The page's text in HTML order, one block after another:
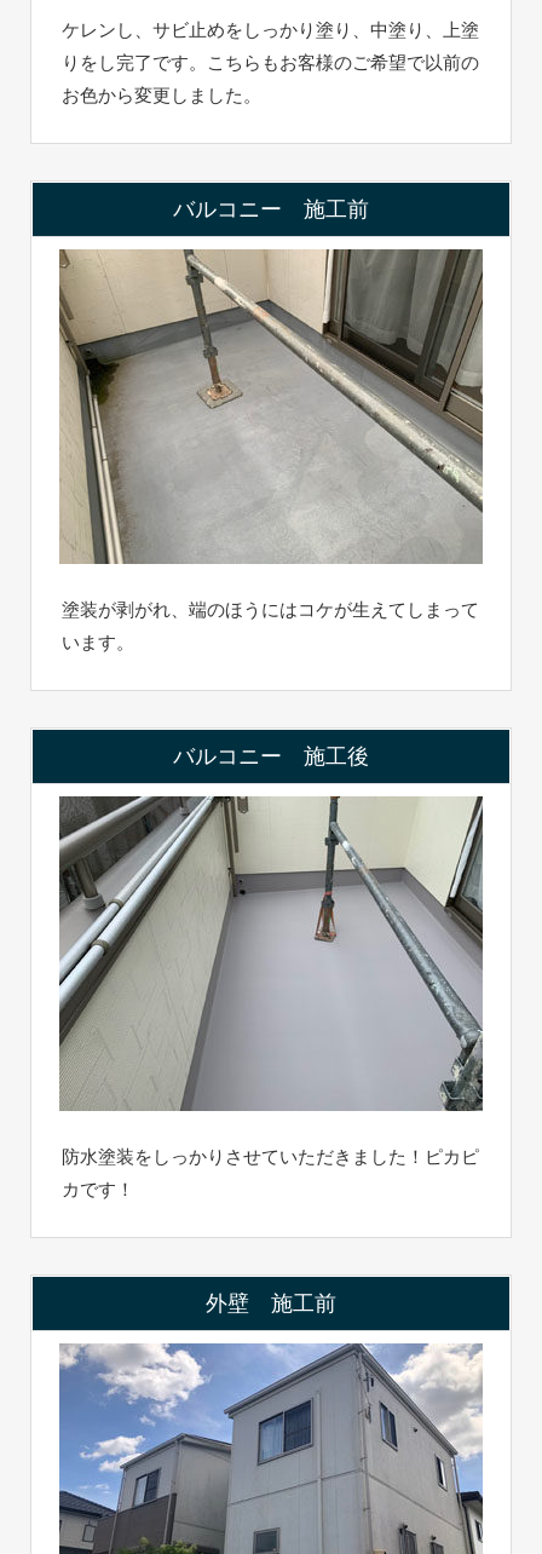
ケレンし、サビ止めをしっかり塗り、中塗り、上塗
りをし完了です。こちらもお客様のご希望で以前の
お色から変更しました。
バルコニー 施工前
塗装が剥がれ、端のほうにはコケが生えてしまって
います。
バルコニー 施工後
防水塗装をしっかりさせていただきました！ピカピ
カです！
外壁 施工前